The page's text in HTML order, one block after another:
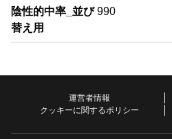
陰性的中率_並び
替え用
990
運営者情報
クッキーに関するポリシー